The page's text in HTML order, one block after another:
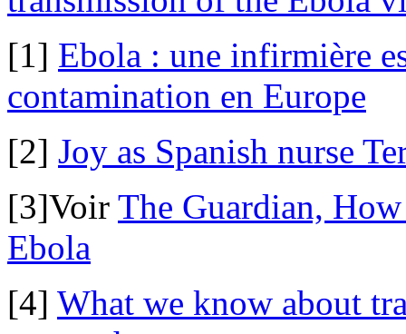
[1] Ebola : une infirmière
contamination en Europe
[2] Joy as Spanish nurse
[3]Voir The Guardian,
Ebola
[4] What we know about